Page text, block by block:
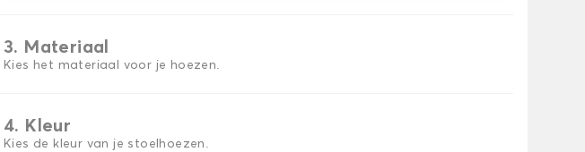
3. Materiaal
Kies het materiaal voor je hoezen.
4. Kleur
Kies de kleur van je stoelhoezen.